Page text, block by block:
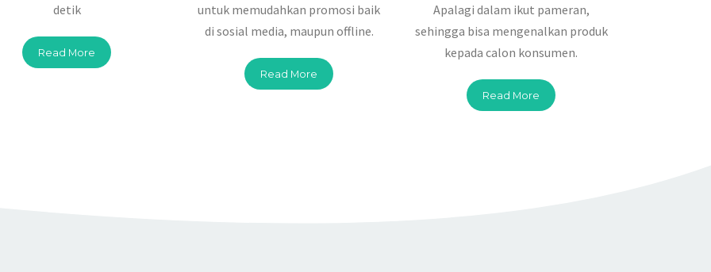
detik
Read More
untuk memudahkan promosi baik
di sosial media, maupun offline.
Read More
Apalagi dalam ikut pameran,
sehingga bisa mengenalkan produk
kepada calon konsumen.
Read More